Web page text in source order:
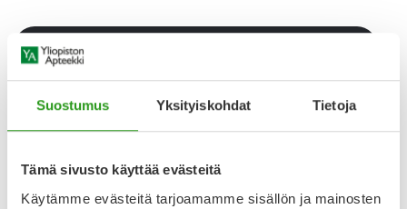
Suostumus Yksityiskohdat Tietoja
Tämä sivusto käyttää evästeitä
Käytämme evästeitä tarjoamamme sisällön ja mainosten
Varaa reseptilääke apteekkiin, maksa apteekissa
YA-muistuttaja